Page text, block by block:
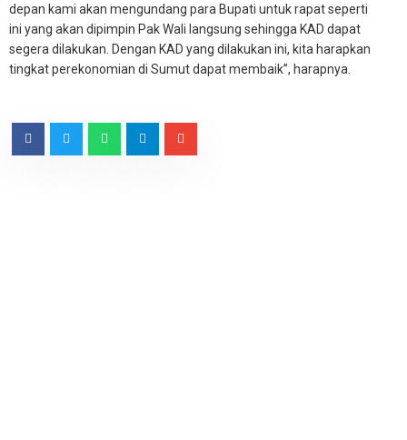
depan kami akan mengundang para Bupati untuk rapat seperti
ini yang akan dipimpin Pak Wali langsung sehingga KAD dapat
segera dilakukan. Dengan KAD yang dilakukan ini, kita harapkan
tingkat perekonomian di Sumut dapat membaik”, harapnya.